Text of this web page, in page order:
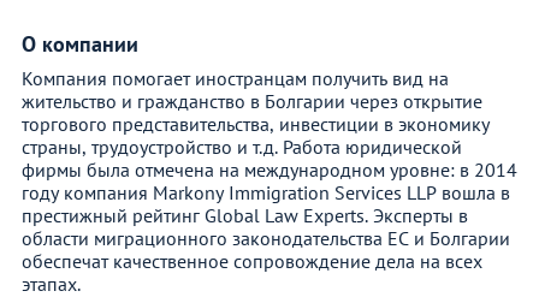
О компании
Компания помогает иностранцам получить вид на
жительство и гражданство в Болгарии через открытие
торгового представительства, инвестиции в экономику
страны, трудоустройство и т.д. Работа юридической
фирмы была отмечена на международном уровне: в 2014
году компания Markony Immigration Services LLP вошла в
престижный рейтинг Global Law Experts. Эксперты в
области миграционного законодательства ЕС и Болгарии
обеспечат качественное сопровождение дела на всех
этапах.